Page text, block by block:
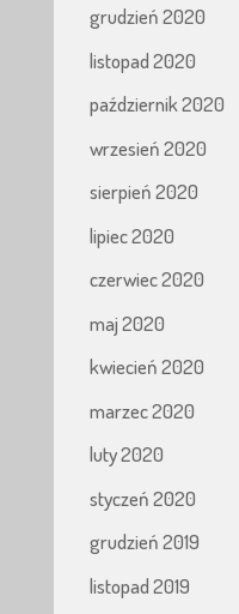
grudzień 2020
listopad 2020
październik 2020
wrzesień 2020
sierpień 2020
lipiec 2020
czerwiec 2020
maj 2020
kwiecień 2020
marzec 2020
luty 2020
styczeń 2020
grudzień 2019
listopad 2019